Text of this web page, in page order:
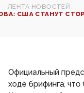
ЛЕНТА НОВОСТЕЙ
США СТАНУТ
Официальный
ходе брифинга,